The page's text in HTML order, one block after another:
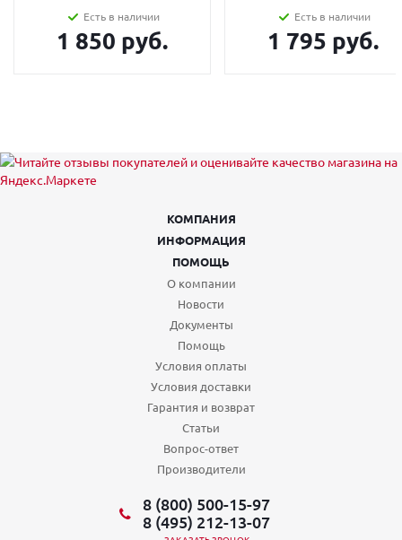
Есть в наличии
1 850 руб.
Есть в наличии
1 795 руб.
КОМПАНИЯ
ИНФОРМАЦИЯ
ПОМОЩЬ
О компании
Новости
Документы
Помощь
Условия оплаты
Условия доставки
Гарантия и возврат
Статьи
Вопрос-ответ
Производители
8 (800) 500-15-97
8 (495) 212-13-07